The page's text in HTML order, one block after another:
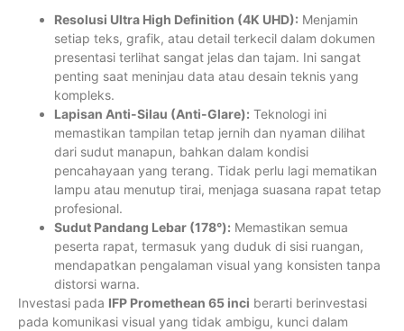
Resolusi Ultra High Definition (4K UHD): Menjamin
setiap teks, grafik, atau detail terkecil dalam dokumen
presentasi terlihat sangat jelas dan tajam. Ini sangat
penting saat meninjau data atau desain teknis yang
kompleks.
Lapisan Anti-Silau (Anti-Glare): Teknologi ini
memastikan tampilan tetap jernih dan nyaman dilihat
dari sudut manapun, bahkan dalam kondisi
pencahayaan yang terang. Tidak perlu lagi mematikan
lampu atau menutup tirai, menjaga suasana rapat tetap
profesional.
Sudut Pandang Lebar (178°): Memastikan semua
peserta rapat, termasuk yang duduk di sisi ruangan,
mendapatkan pengalaman visual yang konsisten tanpa
distorsi warna.
Investasi pada IFP Promethean 65 inci berarti berinvestasi
pada komunikasi visual yang tidak ambigu, kunci dalam